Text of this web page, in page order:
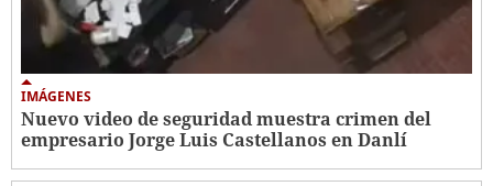
IMÁGENES
Nuevo video de seguridad muestra crimen del
empresario Jorge Luis Castellanos en Danlí